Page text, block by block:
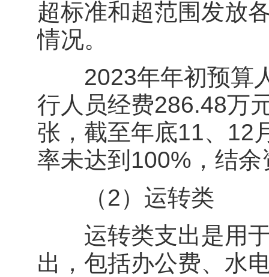
超标准和超范围发放
情况。
2023年年初预算人
行人员经费286.48万
张，截至年底11、12
率未达到100%，结
（2）运转类
运转类支出是用于
出，包括办公费、水